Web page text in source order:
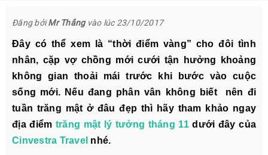
Đăng bởiMr Thắngvào lúc 23/10/2017
Đây có thể xem là “thời điểm vàng” cho đôi tình
nhân, cặp vợ chồng mới cưới tận hưởng khoảng
không gian thoải mái trước khi bước vào cuộc
sống mới. Nếu đang phân vân không biết nên đi
tuần trăng mật ở đâu đẹp thì hãy tham khảo ngay
địa điểm trăng mật lý tưởng tháng 11dưới đây của
Cinvestra Travel nhé.